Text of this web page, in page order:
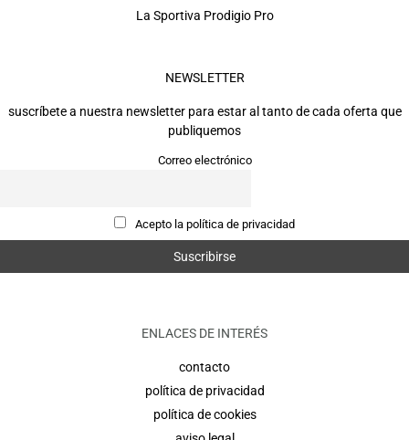
La Sportiva Prodigio Pro
NEWSLETTER
suscríbete a nuestra newsletter para estar al tanto de cada oferta que
publiquemos
Correo electrónico
Acepto la política de privacidad
ENLACES DE INTERÉS
contacto
política de privacidad
política de cookies